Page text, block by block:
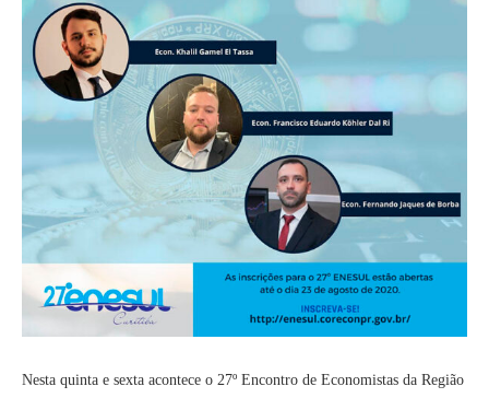
Nesta quinta e sexta acontece o 27º Encontro de Economistas da Região